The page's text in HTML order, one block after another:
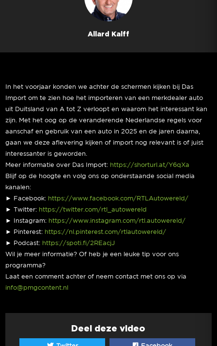
Allard Kalff
In het voorjaar konden we achter de schermen kijken bij Das
Import om te zien hoe het importeren van een merkdealer auto
uit Duitsland van A tot Z verloopt en waarom het interessant kan
zijn. Met het oog op de veranderende Nederlandse regels voor
aanschaf en gebruik van een auto in 2025 en de jaren daarna,
gaan we deze aflevering kijken of import nog relevant is of juist
interessanter is geworden.
Meer informatie over Das Import: https://shorturl.at/Y6qXa
Blijf op de hoogte en volg ons op onderstaande social media
kanalen:
► Facebook: https://www.facebook.com/RTLAutowereld/
► Twitter: https://twitter.com/rtl_autowereld
► Instagram: https://www.instagram.com/rtl.autowereld/
► Pinterest: https://nl.pinterest.com/rtlautowereld/
► Podcast: https://spoti.fi/2REacjJ
Wil je meer informatie? Of heb je een leuke tip voor ons
programma?
Laat een comment achter of neem contact met ons op via
info@pmgcontent.nl
Deel deze video